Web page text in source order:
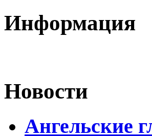
Информация
Новости
Ангельские